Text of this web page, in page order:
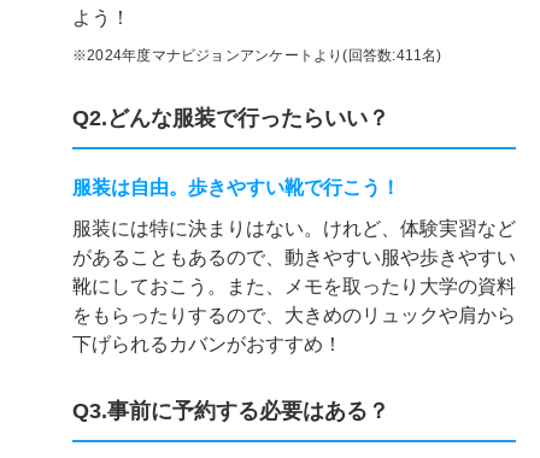
よう！
※2024年度マナビジョンアンケートより(回答数:411名)
Q2.どんな服装で行ったらいい？
服装は自由。歩きやすい靴で行こう！
服装には特に決まりはない。けれど、体験実習など
があることもあるので、動きやすい服や歩きやすい
靴にしておこう。また、メモを取ったり大学の資料
をもらったりするので、大きめのリュックや肩から
下げられるカバンがおすすめ！
Q3.事前に予約する必要はある？